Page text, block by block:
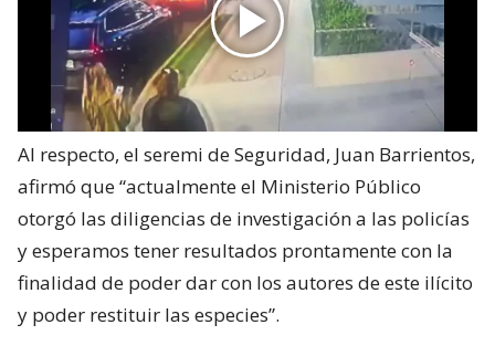
Al respecto, el seremi de Seguridad, Juan Barrientos,
afirmó que “actualmente el Ministerio Público
otorgó las diligencias de investigación a las policías
y esperamos tener resultados prontamente con la
finalidad de poder dar con los autores de este ilícito
y poder restituir las especies”.